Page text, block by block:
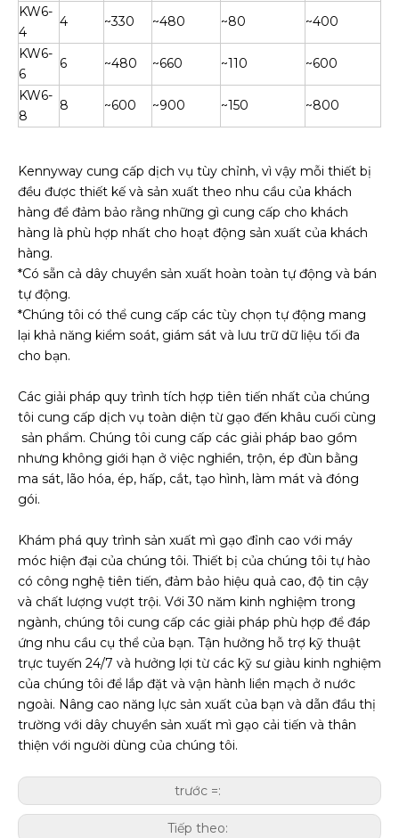
KW6-
4
4 ~330 ~480 ~80
~400
KW6-
6
6 ~480 ~660 ~110
~600
KW6-
8
8 ~600 ~900 ~150 ~800
Kennyway cung cấp dịch vụ tùy chỉnh, vì vậy mỗi thiết bị
đều được thiết kế và sản xuất theo nhu cầu của khách
hàng để đảm bảo rằng những gì cung cấp cho khách
hàng là phù hợp nhất cho hoạt động sản xuất của khách
hàng.
*Có sẵn cả dây chuyền sản xuất hoàn toàn tự động và bán
tự động.
*Chúng tôi có thể cung cấp các tùy chọn tự động mang
lại khả năng kiểm soát, giám sát và lưu trữ dữ liệu tối đa
cho bạn.
Các giải pháp quy trình tích hợp tiên tiến nhất của chúng
tôi cung cấp dịch vụ toàn diện từ gạo đến khâu cuối cùng
sản phẩm. Chúng tôi cung cấp các giải pháp bao gồm
nhưng không giới hạn ở việc nghiền, trộn, ép đùn bằng
ma sát, lão hóa, ép, hấp, cắt, tạo hình, làm mát và đóng
gói.
Khám phá quy trình sản xuất mì gạo đỉnh cao với máy
móc hiện đại của chúng tôi. Thiết bị của chúng tôi tự hào
có công nghệ tiên tiến, đảm bảo hiệu quả cao, độ tin cậy
và chất lượng vượt trội. Với 30 năm kinh nghiệm trong
ngành, chúng tôi cung cấp các giải pháp phù hợp để đáp
ứng nhu cầu cụ thể của bạn. Tận hưởng hỗ trợ kỹ thuật
trực tuyến 24/7 và hưởng lợi từ các kỹ sư giàu kinh nghiệm
của chúng tôi để lắp đặt và vận hành liền mạch ở nước
ngoài. Nâng cao năng lực sản xuất của bạn và dẫn đầu thị
trường với dây chuyền sản xuất mì gạo cải tiến và thân
thiện với người dùng của chúng tôi.
trước =:
Tiếp theo: